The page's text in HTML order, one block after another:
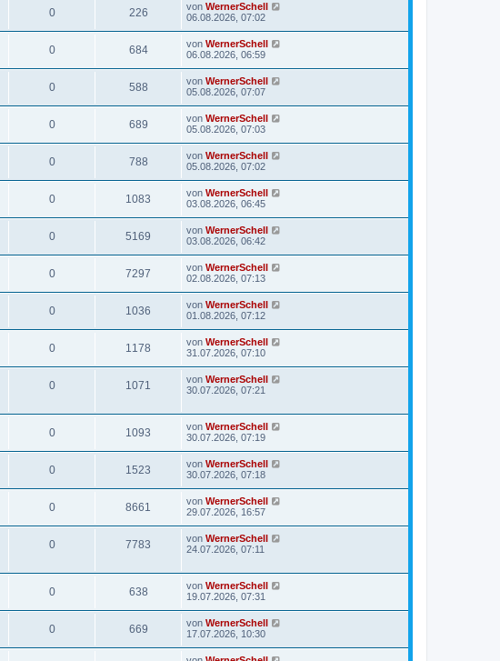
0 226 von WernerSchell
06.08.2026, 07:02
0 684 von WernerSchell
06.08.2026, 06:59
0 588 von WernerSchell
05.08.2026, 07:07
0 689 von WernerSchell
05.08.2026, 07:03
0 788 von WernerSchell
05.08.2026, 07:02
0 1083 von WernerSchell
03.08.2026, 06:45
0 5169 von WernerSchell
03.08.2026, 06:42
0 7297 von WernerSchell
02.08.2026, 07:13
0 1036 von WernerSchell
01.08.2026, 07:12
0 1178 von WernerSchell
31.07.2026, 07:10
0 1071 von WernerSchell
30.07.2026, 07:21
0 1093 von WernerSchell
30.07.2026, 07:19
0 1523 von WernerSchell
30.07.2026, 07:18
0 8661 von WernerSchell
29.07.2026, 16:57
0 7783 von WernerSchell
24.07.2026, 07:11
0 638 von WernerSchell
19.07.2026, 07:31
0 669 von WernerSchell
17.07.2026, 10:30